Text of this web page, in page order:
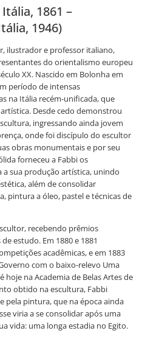
1861 –
1946)
ilustrador e professor italiano,
do orientalismo europeu
XX. Nascido em Bolonha em
período de intensas
na Itália recém-unificada, que
Desde cedo demonstrou
ingressando ainda jovem
onde foi discípulo do escultor
obras monumentais e por seu
forneceu a Fabbi os
sua produção artística, unindo
além de consolidar
pintura a óleo, pastel e técnicas de
recebendo prêmios
estudo. Em 1880 e 1881
acadêmicas, e em 1883
com o baixo-relevo Uma
na Academia de Belas Artes de
obtido na escultura, Fabbi
pela pintura, que na época ainda
viria a se consolidar após uma
vida: uma longa estadia no Egito.